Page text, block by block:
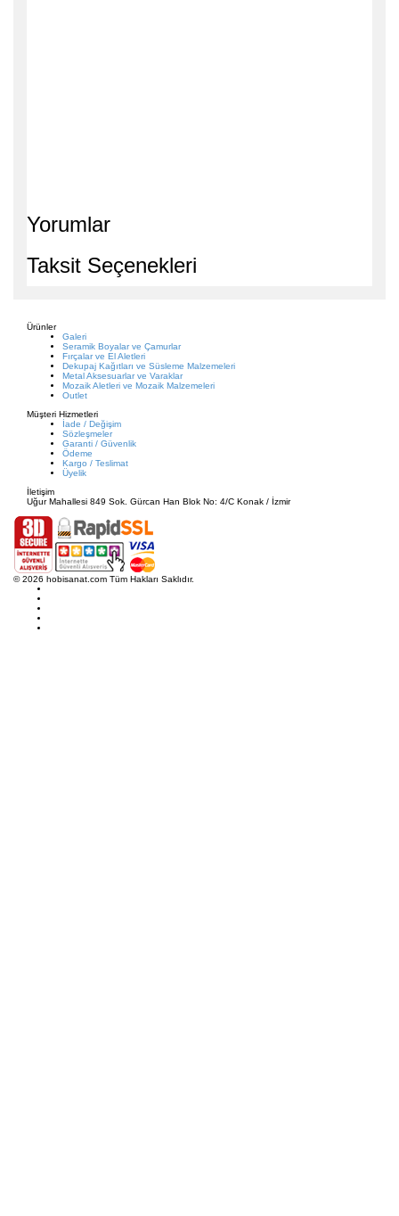
Yorumlar
Taksit Seçenekleri
Ürünler
Galeri
Seramik Boyalar ve Çamurlar
Fırçalar ve El Aletleri
Dekupaj Kağıtları ve Süsleme Malzemeleri
Metal Aksesuarlar ve Varaklar
Mozaik Aletleri ve Mozaik Malzemeleri
Outlet
Müşteri Hizmetleri
İade / Değişim
Sözleşmeler
Garanti / Güvenlik
Ödeme
Kargo / Teslimat
Üyelik
İletişim
Uğur Mahallesi 849 Sok. Gürcan Han Blok No: 4/C Konak / İzmir
© 2026 hobisanat.com Tüm Hakları Saklıdır.